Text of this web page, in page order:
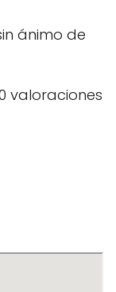
ánimo de
valoraciones